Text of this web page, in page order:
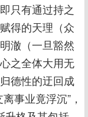
只有通过持之
得的天理（众
澈（一旦豁然
之全体大用无
德性的迂回成
事业竟浮沉”，